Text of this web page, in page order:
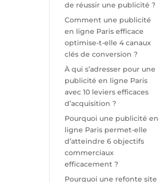
de réussir une publicité ?
Comment une publicité
en ligne Paris efficace
optimise-t-elle 4 canaux
clés de conversion ?
À qui s’adresser pour une
publicité en ligne Paris
avec 10 leviers efficaces
d’acquisition ?
Pourquoi une publicité en
ligne Paris permet-elle
d’atteindre 6 objectifs
commerciaux
efficacement ?
Pourquoi une refonte site